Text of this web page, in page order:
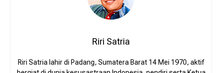
Riri Satria
Riri Satria lahir di Padang, Sumatera Barat 14 Mei 1970, aktif